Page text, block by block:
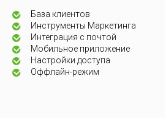
База клиентов
Инструменты Маркетинга
Интеграция с почтой
Мобильное приложение
Настройки доступа
Оффлайн-режим